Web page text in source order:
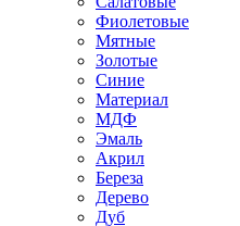
Фиолетовые
Мятные
Золотые
Синие
Материал
МДФ
Эмаль
Акрил
Береза
Дерево
Дуб